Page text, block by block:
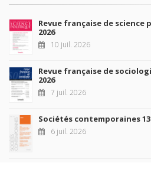
Revue française de science
2026
10 juil. 2026
Revue française de
2026
7 juil. 2026
Sociétés contemporaines
6 juil. 2026